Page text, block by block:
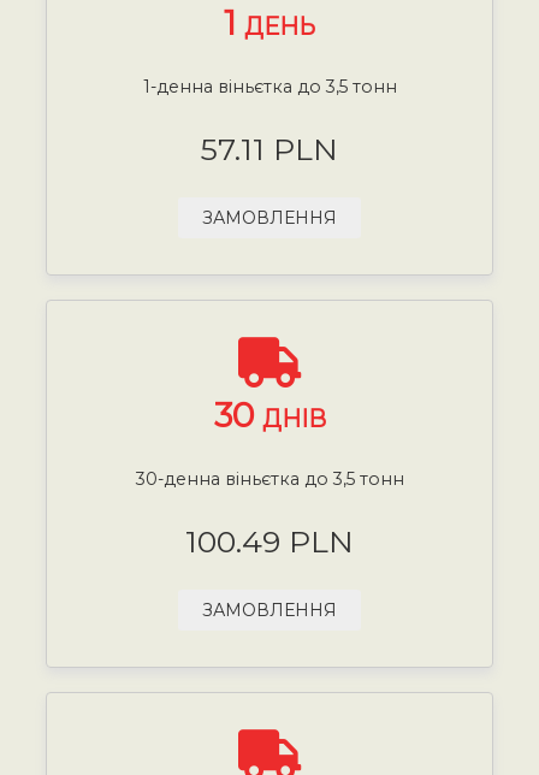
1 ДЕНЬ
1-денна віньєтка до 3,5 тонн
57.11 PLN
ЗАМОВЛЕННЯ
30 ДНІВ
30-денна віньєтка до 3,5 тонн
100.49 PLN
ЗАМОВЛЕННЯ